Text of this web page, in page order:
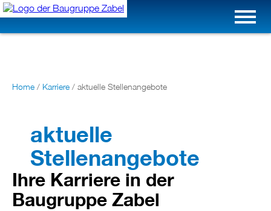
Home / Karriere / aktuelle Stellenangebote
aktuelle
Stellenangebote
Ihre Karriere in der
Baugruppe Zabel